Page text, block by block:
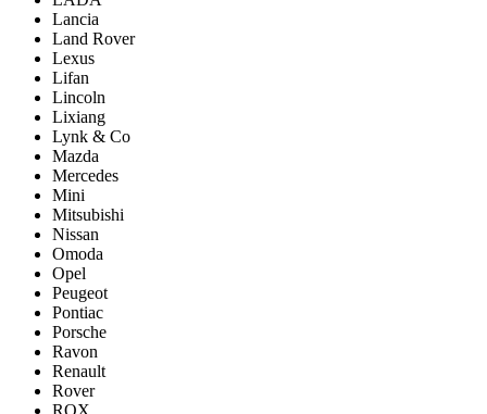
Lancia
Land Rover
Lexus
Lifan
Lincoln
Lixiang
Lynk & Co
Mazda
Mercedes
Mini
Mitsubishi
Nissan
Omoda
Opel
Peugeot
Pontiac
Porsсhe
Ravon
Renault
Rover
ROX